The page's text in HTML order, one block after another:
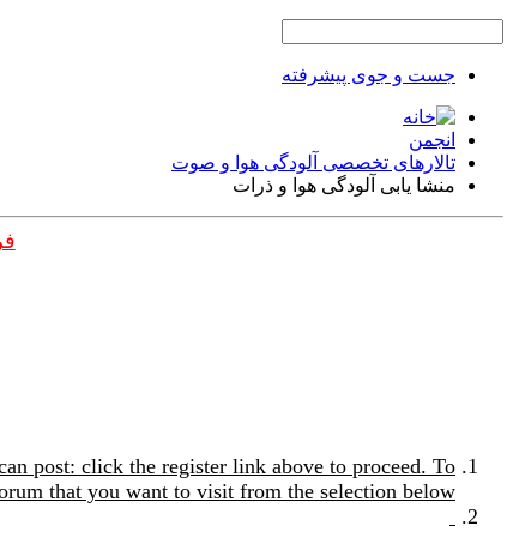
جست و جوی پیشرفته
انجمن
تالارهای تخصصی آلودگی هوا و صوت
منشا یابی آلودگی هوا و ذرات
post: click the register link above to proceed. To
that you want to visit from the selection below.